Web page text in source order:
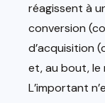
réagissent à
conversion
d’acquisition
et, au bout, le
L’important